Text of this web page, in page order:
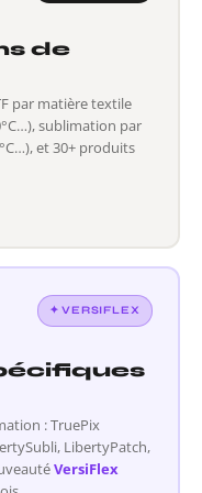
de
par matière textile
sublimation par
et 30+ produits
✦ VERSIFLEX
: TruePix
LibertyPatch,
VersiFlex